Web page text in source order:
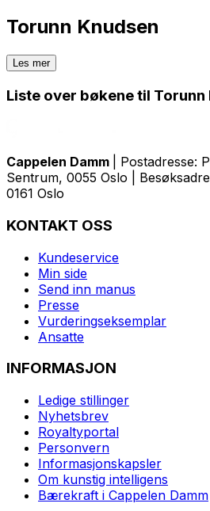
Torunn Knudsen
Les mer
Liste over bøkene til Torunn
Cappelen Damm
| Postadresse:
Sentrum, 0055 Oslo |
0161 Oslo
KONTAKT OSS
Kundeservice
Min side
Send inn manus
Presse
Vurderingseksemplar
Ansatte
INFORMASJON
Ledige stillinger
Nyhetsbrev
Royaltyportal
Personvern
Informasjonskapsler
Om kunstig intelligens
Bærekraft i Cappelen Damm